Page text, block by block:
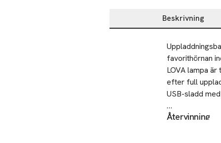
Beskrivning
Beskrivning
favorithörnan
LOVA lampa
efter full
USB-sladd
•
Återvinning